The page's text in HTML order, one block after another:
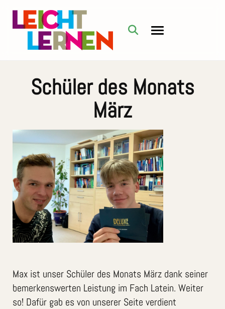
Schüler des Monats
März
Max ist unser Schüler des Monats März dank seiner
bemerkenswerten Leistung im Fach Latein. Weiter
so! Dafür gab es von unserer Seite verdient